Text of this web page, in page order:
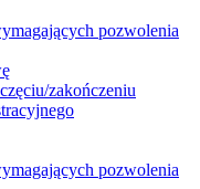
pozwolenia
zakończeniu
pozwolenia